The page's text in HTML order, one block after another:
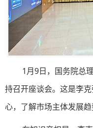
1月9日，国务院总
持召开座谈会。这是李
心，了解市场主体发展